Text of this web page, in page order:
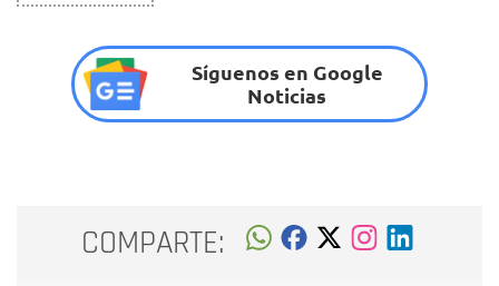
Síguenos en Google
Noticias
COMPARTE: